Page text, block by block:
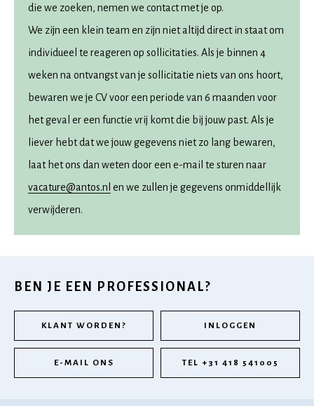
die we zoeken, nemen we contact met je op.
We zijn een klein team en zijn niet altijd direct in staat om
individueel te reageren op sollicitaties. Als je binnen 4
weken na ontvangst van je sollicitatie niets van ons hoort,
bewaren we je CV voor een periode van 6 maanden voor
het geval er een functie vrij komt die bij jouw past. Als je
liever hebt dat we jouw gegevens niet zo lang bewaren,
laat het ons dan weten door een e-mail te sturen naar
vacature@antos.nl en we zullen je gegevens onmiddellijk
verwijderen.
BEN JE EEN PROFESSIONAL?
KLANT WORDEN? INLOGGEN
E-MAIL ONS TEL +31 418 541005